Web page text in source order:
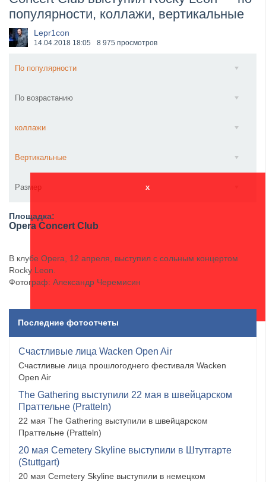
​Anthrax выпустили новый сингл и клип «Everybod...
популярности, коллажи, вертикальные
Lepr1con
14.04.2018 18:05 8 975 просмотров
По популярности
По возрастанию
коллажи
Вертикальные
Размер x
Площадка:
Opera Concert Club
В клубе Opera, 12 апреля, выступил с сольным концертом
Rocky Leon.
Фотограф: Александр Черемисин
Последние фотоотчеты
Счастливые лица Wacken Open Air
Счастливые лица прошлогоднего фестиваля Wacken
Open Air
The Gathering выступили 22 мая в швейцарском
Праттельне (Pratteln)
22 мая The Gathering выступили в швейцарском
Праттельне (Pratteln)
20 мая Cemetery Skyline выступили в Штутгарте
(Stuttgart)
20 мая Cemetery Skyline выступили в немецком